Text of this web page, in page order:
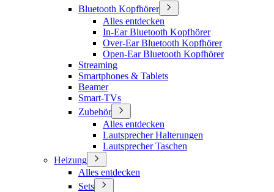
Bluetooth Kopfhörer
Alles entdecken
In-Ear Bluetooth Kopfhörer
Over-Ear Bluetooth Kopfhörer
Open-Ear Bluetooth Kopfhörer
Streaming
Smartphones & Tablets
Beamer
Smart-TVs
Zubehör
Alles entdecken
Lautsprecher Halterungen
Lautsprecher Taschen
Heizung
Alles entdecken
Sets